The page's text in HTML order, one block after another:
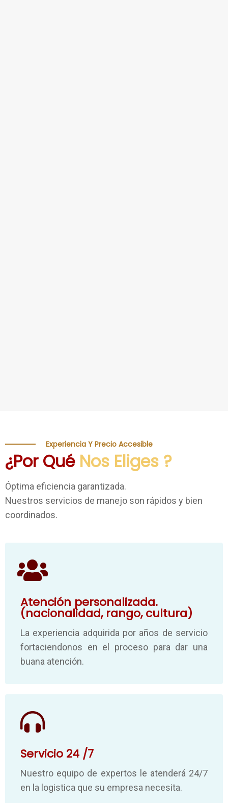
Experiencia Y Precio Accesible
¿Por QuéNos Eliges ?
Óptima eficiencia garantizada.
Nuestros servicios de manejo son rápidos y bien
coordinados.
Atención personalizada.
(nacionalidad, rango, cultura)
La experiencia adquirida por años de servicio
fortaciendonos en el proceso para dar una
buana atención.
Servicio 24 /7
Nuestro equipo de expertos le atenderá 24/7
en la logistica que su empresa necesita.